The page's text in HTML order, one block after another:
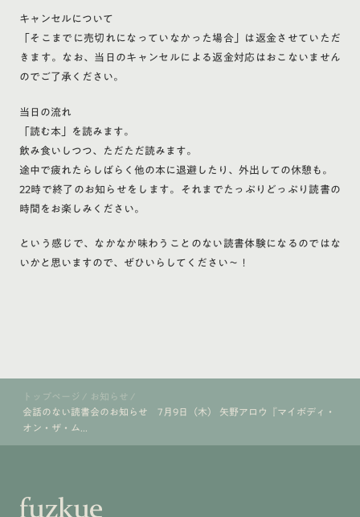
キャンセルについて
「そこまでに売切れになっていなかった場合」は返金させていただ
きます。なお、当日のキャンセルによる返金対応はおこないません
のでご了承ください。
当日の流れ
「読む本」を読みます。
飲み食いしつつ、ただただ読みます。
途中で疲れたらしばらく他の本に退避したり、外出しての休憩も。
22時で終了のお知らせをします。それまでたっぷりどっぷり読書の
時間をお楽しみください。
という感じで、なかなか味わうことのない読書体験になるのではな
いかと思いますので、ぜひいらしてください〜！
トップページ / お知らせ /
会話のない読書会のお知らせ 7月9日（木） 矢野アロウ『マイボディ・
オン・ザ・ム...